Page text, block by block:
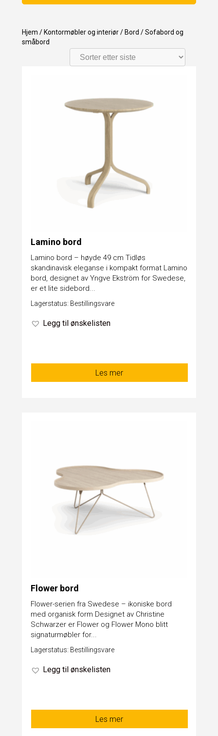
Hjem / Kontormøbler og interiør / Bord /Sofabord og
småbord
Lamino bord
Lamino bord – høyde 49 cm Tidløs
skandinavisk eleganse i kompakt format Lamino
bord, designet av Yngve Ekström for Swedese,
er et lite sidebord...
Lagerstatus: Bestillingsvare
Legg til ønskelisten
Les mer
Flower bord
Flower-serien fra Swedese – ikoniske bord
med organisk form Designet av Christine
Schwarzer er Flower og Flower Mono blitt
signaturmøbler for...
Lagerstatus: Bestillingsvare
Legg til ønskelisten
Les mer